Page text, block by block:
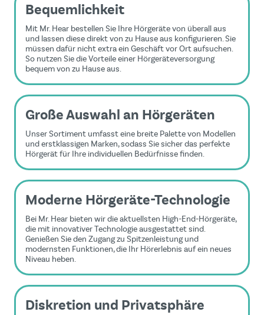
Bequemlichkeit
Mit Mr. Hear bestellen Sie Ihre Hörgeräte von überall aus
und lassen diese direkt von zu Hause aus konfigurieren. Sie
müssen dafür nicht extra ein Geschäft vor Ort aufsuchen.
So nutzen Sie die Vorteile einer Hörgeräteversorgung
bequem von zu Hause aus.
Große Auswahl an Hörgeräten
Unser Sortiment umfasst eine breite Palette von Modellen
und erstklassigen Marken, sodass Sie sicher das perfekte
Hörgerät für Ihre individuellen Bedürfnisse finden.
Moderne Hörgeräte-Technologie
Bei Mr. Hear bieten wir die aktuellsten High-End-Hörgeräte,
die mit innovativer Technologie ausgestattet sind.
Genießen Sie den Zugang zu Spitzenleistung und
modernsten Funktionen, die Ihr Hörerlebnis auf ein neues
Niveau heben.
Diskretion und Privatsphäre